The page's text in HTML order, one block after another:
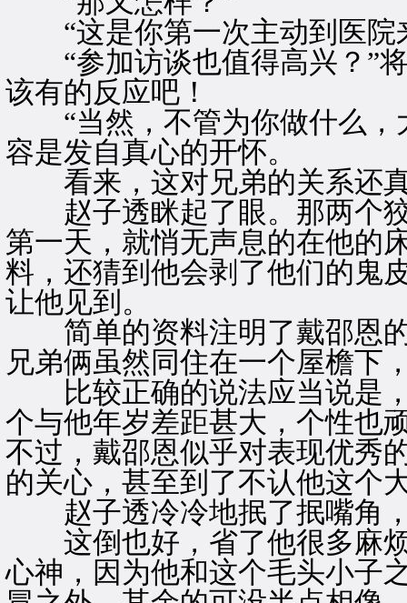
“这是你第一次主动到医院
“参加访谈也值得高兴？”将
该有的反应吧！
“当然，不管为你做什么，
容是发自真心的开怀。
看来，这对兄弟的关系还
赵子透眯起了眼。那两个狡
第一天，就悄无声息的在他的
料，还猜到他会剥了他们的鬼
让他见到。
简单的资料注明了戴邵恩的
兄弟俩虽然同住在一个屋檐下
比较正确的说法应当说是，
个与他年岁差距甚大，个性也
不过，戴邵恩似乎对表现优秀
的关心，甚至到了不认他这个
赵子透冷冷地抿了抿嘴角，
这倒也好，省了他很多麻烦
心神，因为他和这个毛头小子